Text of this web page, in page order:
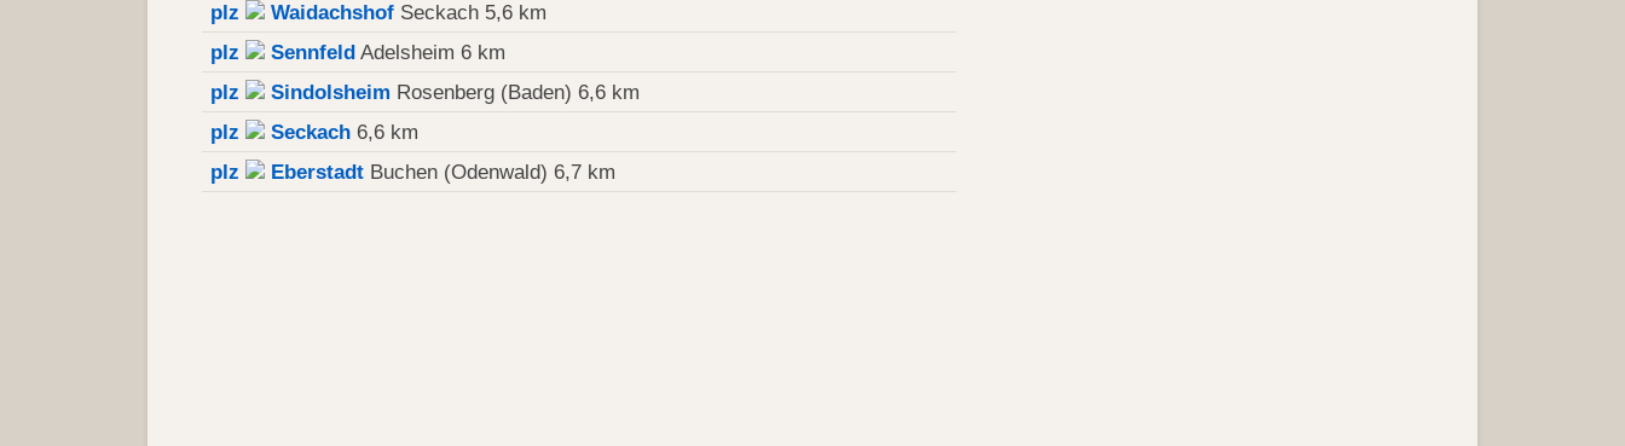
plz
Waidachshof Seckach 5,6 km
plz
Sennfeld Adelsheim 6 km
plz
Sindolsheim Rosenberg (Baden) 6,6 km
plz
Seckach 6,6 km
plz
Eberstadt Buchen (Odenwald) 6,7 km